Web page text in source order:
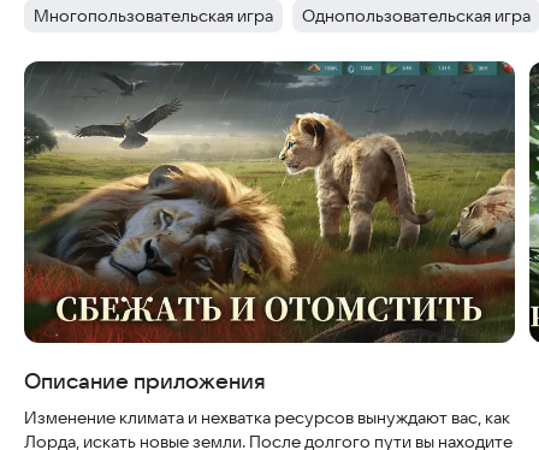
Тег:
Многопользовательская игра Тег:
Однопользовательская игра
Скриншоты
Описание приложения
Изменение климата и нехватка ресурсов вынуждают вас, как
Лорда, искать новые земли. После долгого пути вы находите